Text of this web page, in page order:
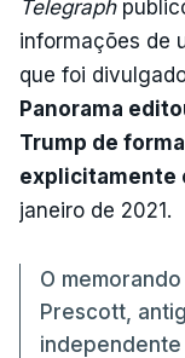
Telegraph
informações de
que foi
Panorama
Trump de
explicitamente
janeiro de 2021.
O
Prescott,